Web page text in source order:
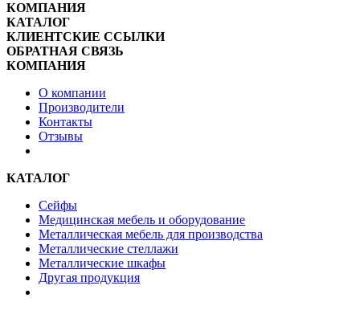
КОМПАНИЯ
КАТАЛОГ
КЛИЕНТСКИЕ ССЫЛКИ
ОБРАТНАЯ СВЯЗЬ
КОМПАНИЯ
О компании
Производители
Контакты
Отзывы
КАТАЛОГ
Сейфы
Медицинская мебель и оборудование
Металлическая мебель для производства
Металлические стеллажи
Металлические шкафы
Другая продукция